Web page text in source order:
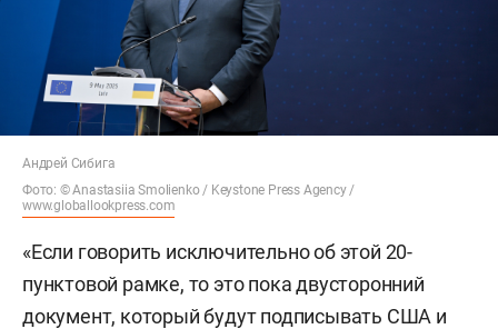
Андрей Сибига
Фото: © Anastasiia Smolienko / Keystone Press Agency /
www.globallookpress.com
«Если говорить исключительно об этой 20-
пунктовой рамке, то это пока двусторонний
документ, который будут подписывать США и